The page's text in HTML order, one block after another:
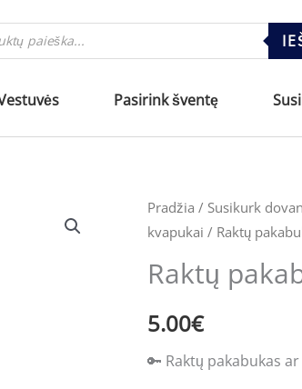
Pasirink šventę
Pradžia / Susikurk
kvapukai / Raktų
Raktų
5.00€
🔑 Raktų pakabukas